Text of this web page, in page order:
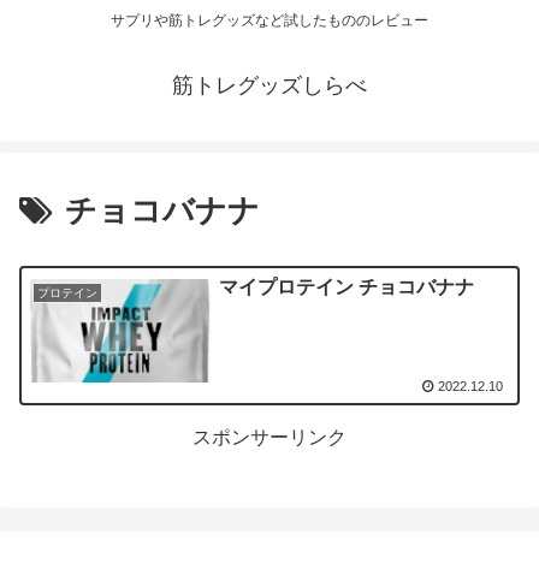
サプリや筋トレグッズなど試したもののレビュー
筋トレグッズしらべ
チョコバナナ
プロテイン マイプロテイン チョコバナナ
2022.12.10
スポンサーリンク